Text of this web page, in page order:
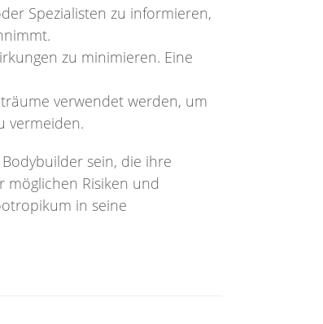
Spezialisten zu informieren,
zu minimieren. Eine
verwendet werden, um
vermeiden.
sein, die ihre
möglichen Risiken und
in seine